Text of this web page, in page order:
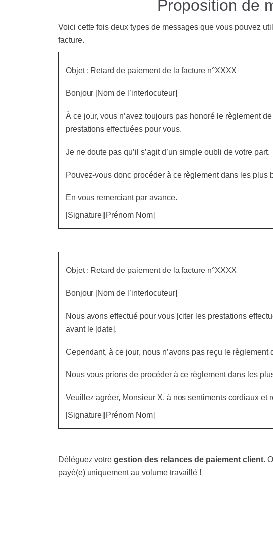
Proposition de
Voici cette fois deux types de messages que vous pouvez
facture.
Objet : Retard de paiement de la facture n°XXXX
Bonjour [Nom de l’interlocuteur]
À ce jour, vous n’avez toujours pas honoré le règlement
prestations effectuées pour vous.
Je ne doute pas qu’il s’agit d’un simple oubli de votre part.
Pouvez-vous donc procéder à ce règlement dans les plus
En vous remerciant par avance.
[Signature][Prénom Nom]
Objet : Retard de paiement de la facture n°XXXX
Bonjour [Nom de l’interlocuteur]
Nous avons effectué pour vous [citer les prestations
avant le [date].
Cependant, à ce jour, nous n’avons pas reçu le règlement
Nous vous prions de procéder à ce règlement dans les
Veuillez agréer, Monsieur X, à nos sentiments cordiaux et
[Signature][Prénom Nom]
Déléguez votre gestion des relances de paiement client.
payé(e) uniquement au volume travaillé !